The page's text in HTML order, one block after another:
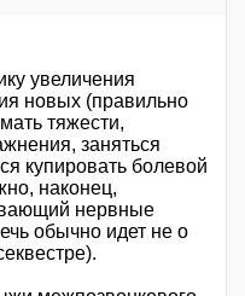
увеличения
новых (правильно
тяжести,
заняться
купировать болевой
наконец,
нервные
обычно идет не о